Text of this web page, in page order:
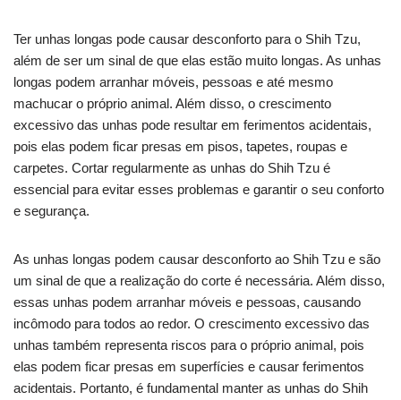
Ter unhas longas pode causar desconforto para o Shih Tzu,
além de ser um sinal de que elas estão muito longas. As unhas
longas podem arranhar móveis, pessoas e até mesmo
machucar o próprio animal. Além disso, o crescimento
excessivo das unhas pode resultar em ferimentos acidentais,
pois elas podem ficar presas em pisos, tapetes, roupas e
carpetes. Cortar regularmente as unhas do Shih Tzu é
essencial para evitar esses problemas e garantir o seu conforto
e segurança.
As unhas longas podem causar desconforto ao Shih Tzu e são
um sinal de que a realização do corte é necessária. Além disso,
essas unhas podem arranhar móveis e pessoas, causando
incômodo para todos ao redor. O crescimento excessivo das
unhas também representa riscos para o próprio animal, pois
elas podem ficar presas em superfícies e causar ferimentos
acidentais. Portanto, é fundamental manter as unhas do Shih